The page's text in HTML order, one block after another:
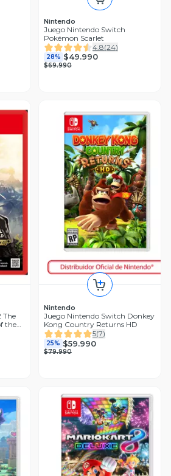
Nintendo
Juego Nintendo Switch
Pokémon Scarlet
4.8(24)
28% $49.990
$69.990
The
the
Nintendo
Juego Nintendo Switch Donkey
Kong Country Returns HD
5(7)
25% $59.990
$79.990